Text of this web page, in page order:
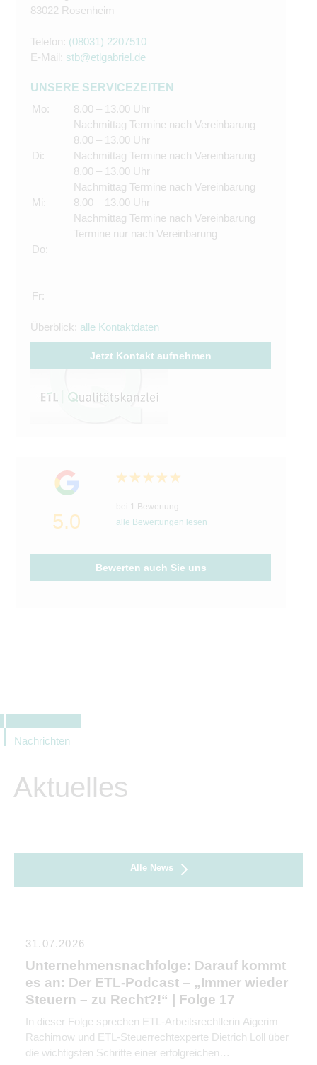
83022 Rosenheim
Telefon: (08031) 2207510
E-Mail: stb@etlgabriel.de
UNSERE SERVICEZEITEN
Mo:
Di:
Mi:
Do:
Fr:
8.00 – 13.00 Uhr
Nachmittag Termine nach Vereinbarung
8.00 – 13.00 Uhr
Nachmittag Termine nach Vereinbarung
8.00 – 13.00 Uhr
Nachmittag Termine nach Vereinbarung
8.00 – 13.00 Uhr
Nachmittag Termine nach Vereinbarung
Termine nur nach Vereinbarung
Überblick: alle Kontaktdaten
Jetzt Kontakt aufnehmen
5.0
bei 1 Bewertung
alle Bewertungen lesen
Bewerten auch Sie uns
Nachrichten
Aktuelles
Alle News
31.07.2026
Unternehmensnachfolge: Darauf kommt
es an: Der ETL-Podcast – „Immer wieder
Steuern – zu Recht?!“ | Folge 17
In dieser Folge sprechen ETL-Arbeitsrechtlerin Aigerim
Rachimow und ETL-Steuerrechtexperte Dietrich Loll über
die wichtigsten Schritte einer erfolgreichen